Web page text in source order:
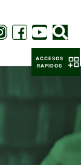
ACCESOS
RAPIDOS